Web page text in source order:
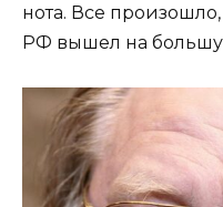
нота. Все
РФ вышел на